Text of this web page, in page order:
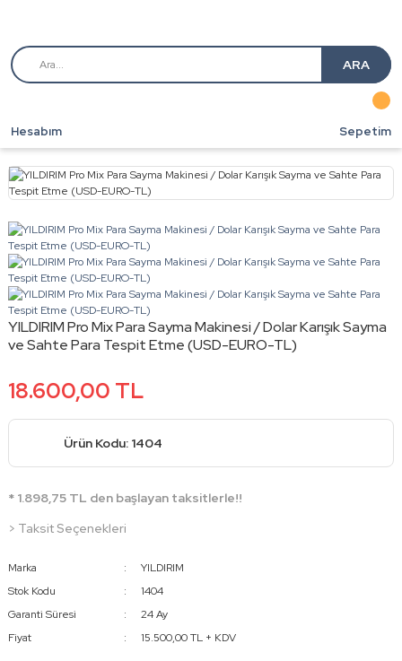
ARA
Hesabım Sepetim
YILDIRIM Pro Mix Para Sayma Makinesi / Dolar Karışık Sayma
ve Sahte Para Tespit Etme (USD-EURO-TL)
18.600,00 TL
Ürün Kodu: 1404
* 1.898,75 TL den başlayan taksitlerle!!
> Taksit Seçenekleri
Marka
YILDIRIM
Stok Kodu
1404
Garanti Süresi
24 Ay
Fiyat
15.500,00 TL + KDV